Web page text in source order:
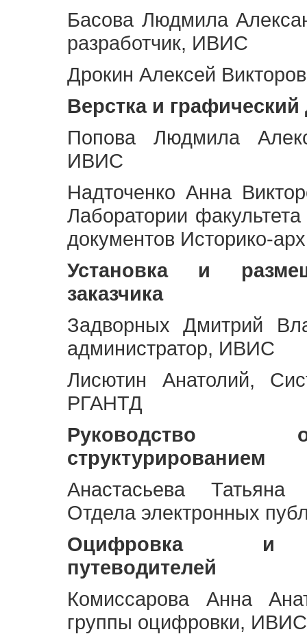
Басова Людмила
разработчик, ИВИС
Дрокин Алексей
Верстка и графический
Попова Людмила
ИВИС
Надточенко Анна
Лаборатории
документов Историко-
Установка и
заказчика
Задворных Дмитрий
администратор, ИВИС
Лисютин Анатолий,
РГАНТД
Руководство
структурированием
Анастасьева Татьяна
Отдела электронных
Оцифровка и
путеводителей
Комиссарова Анна
группы оцифровки, ИВИС